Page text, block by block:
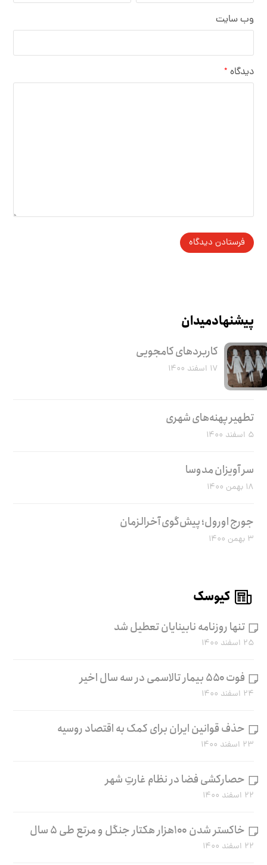
وب‌ سایت
دیدگاه *
پیشنهاد میدان
کاربرد‌های کامجویی
۱۷ اسفند ۱۴۰۰
تطهیر پهنه‌های شهری
۵ اسفند ۱۴۰۰
سر آویزان مدوسا
۱۸ بهمن ۱۴۰۰
جورج اورول؛ پیش‌گوی آخرالزمان
۳ بهمن ۱۴۰۰
کیوسک
تنها روزنامه نابینایان تعطیل شد
۲۵ اسفند ۱۴۰۰
فوت ۵۵۰ بیمار تالاسمی در سه سال اخیر
۲۴ اسفند ۱۴۰۰
حذف قوانین ایران برای کمک به اقتصاد روسیه
۲۳ اسفند ۱۴۰۰
حصارکشی فضا در نظام غارتِ شهر
۲۲ اسفند ۱۴۰۰
خاکستر شدن ۱۰۰هزار هکتار جنگل و مرتع طی ۵ سال
۲۲ اسفند ۱۴۰۰